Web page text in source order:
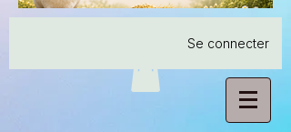
Se connecter